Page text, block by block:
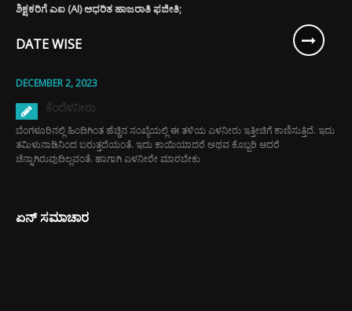
ಶಿಕ್ಷಕರಿಗೆ ಎಐ (AI) ಆಧರಿತ ಹಾಜರಾತಿ ಫಜೀತಿ;
DATE WISE
DECEMBER 2, 2023
ಕೆಂದೆಳನೀರು
ಬೆಂಗಳೂರಿನಲ್ಲಿ ಹಿಂದಿಗಿಂತ ಹೆಚ್ಚಿನ ಸಂಖ್ಯೆಯಲ್ಲಿ ಈ ತಳಿಯ ಎಳನೀರು ಇತ್ತೀಚಿಗೆ ಕಾಣಿಸುತ್ತಿದೆ. ಇದು
ತಮಿಳುನಾಡಿನಿಂದ ಬರುತ್ತದೆಯಂತೆ. ಇದು ಕಾಯಿಯಾದರೆ ಅಥವ ಕೊಬ್ಬರಿ ಆದರೆ
ಚೆನ್ನಾಗಿರುವುದಿಲ್ಲವಂತೆ. ಹಾಗಾಗಿ ಎಳನೀರೇ ಮಾರಬೇಕು
ಏನ್ ಸಮಾಚಾರ